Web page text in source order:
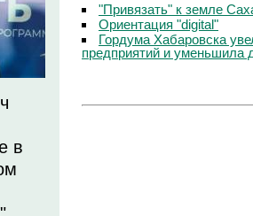
в
"Привязать" к земле
Ориентация "digital"
Гордума Хабаровска
предприятий и уменьшила